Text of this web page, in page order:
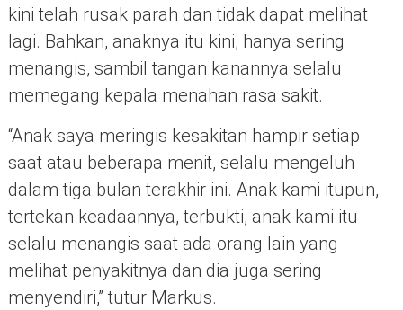
kini telah rusak parah dan tidak dapat melihat
lagi. Bahkan, anaknya itu kini, hanya sering
menangis, sambil tangan kanannya selalu
memegang kepala menahan rasa sakit.
“Anak saya meringis kesakitan hampir setiap
saat atau beberapa menit, selalu mengeluh
dalam tiga bulan terakhir ini. Anak kami itupun,
tertekan keadaannya, terbukti, anak kami itu
selalu menangis saat ada orang lain yang
melihat penyakitnya dan dia juga sering
menyendiri,” tutur Markus.